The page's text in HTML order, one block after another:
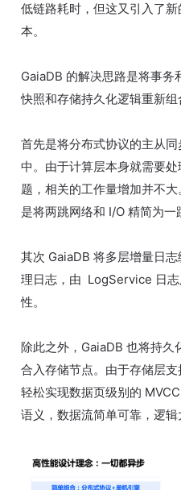
低链路耗时，但这又引入了
本。
GaiaDB 的解决思路是将事务
快照和存储持久化逻辑重新组
首先是将分布式协议的主从
中。由于计算层本身就需要
题，相关的工作量增加并不
是将两跳网络和 I/O 精简为一
其次 GaiaDB 将多层增量日
理日志，由 LogService 日
性。
除此之外，GaiaDB 也将持久
合入存储节点。由于存储层
轻松实现数据页级别的
语义，数据流简单可靠，逻辑